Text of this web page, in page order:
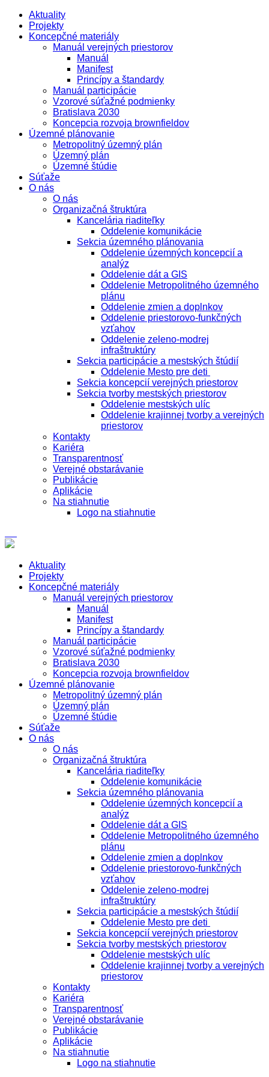
Aktuality
Projekty
Koncepčné materiály
Manuál verejných priestorov
Manuál
Manifest
Princípy a štandardy
Manuál participácie
Vzorové súťažné podmienky
Bratislava 2030
Koncepcia rozvoja brownfieldov
Územné plánovanie
Metropolitný územný plán
Územný plán
Územné štúdie
Súťaže
O nás
O nás
Organizačná štruktúra
Kancelária riaditeľky
Oddelenie komunikácie
Sekcia územného plánovania
Oddelenie územných koncepcií a
analýz
Oddelenie dát a GIS
Oddelenie Metropolitného územného
plánu
Oddelenie zmien a doplnkov
Oddelenie priestorovo-funkčných
vzťahov
Oddelenie zeleno-modrej
infraštruktúry
Sekcia participácie a mestských štúdií
Oddelenie Mesto pre deti
Sekcia koncepcií verejných priestorov
Sekcia tvorby mestských priestorov
Oddelenie mestských ulíc
Oddelenie krajinnej tvorby a verejných
priestorov
Kontakty
Kariéra
Transparentnosť
Verejné obstarávanie
Publikácie
Aplikácie
Na stiahnutie
Logo na stiahnutie
Aktuality
Projekty
Koncepčné materiály
Manuál verejných priestorov
Manuál
Manifest
Princípy a štandardy
Manuál participácie
Vzorové súťažné podmienky
Bratislava 2030
Koncepcia rozvoja brownfieldov
Územné plánovanie
Metropolitný územný plán
Územný plán
Územné štúdie
Súťaže
O nás
O nás
Organizačná štruktúra
Kancelária riaditeľky
Oddelenie komunikácie
Sekcia územného plánovania
Oddelenie územných koncepcií a
analýz
Oddelenie dát a GIS
Oddelenie Metropolitného územného
plánu
Oddelenie zmien a doplnkov
Oddelenie priestorovo-funkčných
vzťahov
Oddelenie zeleno-modrej
infraštruktúry
Sekcia participácie a mestských štúdií
Oddelenie Mesto pre deti
Sekcia koncepcií verejných priestorov
Sekcia tvorby mestských priestorov
Oddelenie mestských ulíc
Oddelenie krajinnej tvorby a verejných
priestorov
Kontakty
Kariéra
Transparentnosť
Verejné obstarávanie
Publikácie
Aplikácie
Na stiahnutie
Logo na stiahnutie